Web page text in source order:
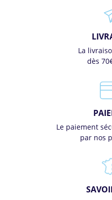
La
dès
Le paiement
par nos